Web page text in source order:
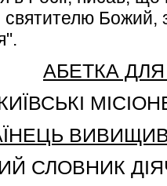
Божий,
АБЕТКА
СЛОВНИК